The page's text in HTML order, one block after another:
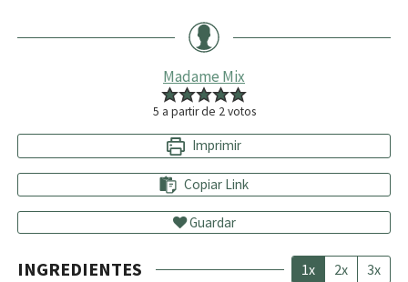
Madame Mix
5 a partir de 2votos
Imprimir
Copiar Link
Guardar
INGREDIENTES 1x 2x 3x